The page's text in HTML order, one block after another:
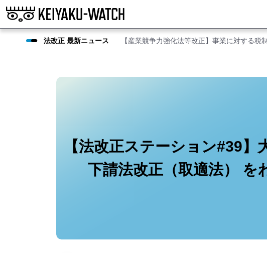
法改正 最新ニュース 【産業競争力強化法等改正】事業に対する税
【法改正ステーション#39】
下請法改正（取適法） を